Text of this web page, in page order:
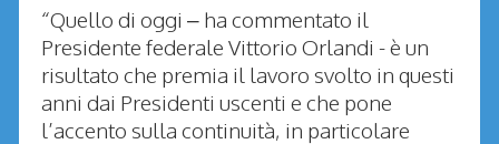
“Quello di oggi – ha commentato il
Presidente federale Vittorio Orlandi - è un
risultato che premia il lavoro svolto in questi
anni dai Presidenti uscenti e che pone
l’accento sulla continuità, in particolare